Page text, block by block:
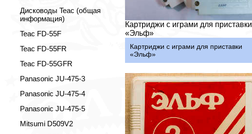
Дисководы Teac (общая
информация)
Teac FD-55F
Teac FD-55FR
Teac FD-55GFR
Panasonic JU-475-3
Panasonic JU-475-4
Panasonic JU-475-5
Mitsumi D509V2
Картриджи с играми для приставки
«Эльф»
Картриджи с играми для приставки
«Эльф»